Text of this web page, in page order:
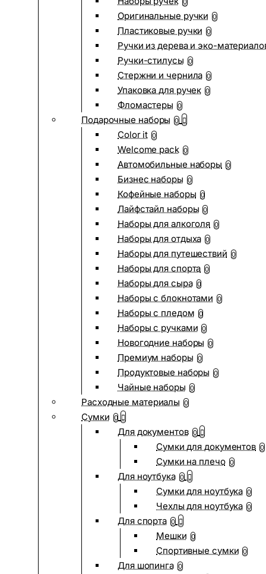
0
Оригинальные ручки 0
Пластиковые ручки 0
Ручки из дерева и эко-
Ручки-стилусы 0
Стержни и чернила 0
Упаковка для ручек 0
Фломастеры 0
Подарочные наборы 0
Color it 0
Welcome pack 0
Автомобильные наборы 0
Бизнес наборы 0
Кофейные наборы 0
Лайфстайл наборы 0
Наборы для алкоголя 0
Наборы для отдыха 0
Наборы для путешествий 0
Наборы для спорта 0
Наборы для сыра 0
Наборы с блокнотами 0
Наборы с пледом 0
Наборы с ручками 0
Новогодние наборы 0
Премиум наборы 0
Продуктовые наборы 0
Чайные наборы 0
Расходные материалы 0
Сумки 0
Для документов 0
Сумки для документов 0
Сумки на плечо 0
Для ноутбука 0
Сумки для ноутбука 0
Чехлы для ноутбука 0
Для спорта 0
Мешки 0
Спортивные сумки 0
Для шопинга 0